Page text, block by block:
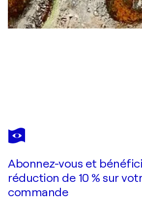
MARIANNE SCHÖFMANN (MARIS)
Feuersturm
Abonnez-vous et
réduction de 10 % sur
commande